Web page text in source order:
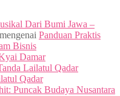
Dari Bumi Jawa –
mengenai Panduan Praktis
Bisnis
Damar
Lailatul Qadar
Qadar
Puncak Budaya Nusantara